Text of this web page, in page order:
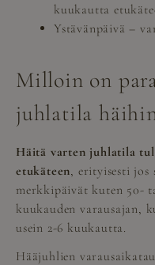
kuukautta
Ystävänpäivä –
Milloin on
juhlatila
Häitä varten juhlatila
etukäteen, erityisesti jos
merkkipäivät kuten 50-
kuukauden varausajan,
usein 2-6 kuukautta.
Hääjuhlien